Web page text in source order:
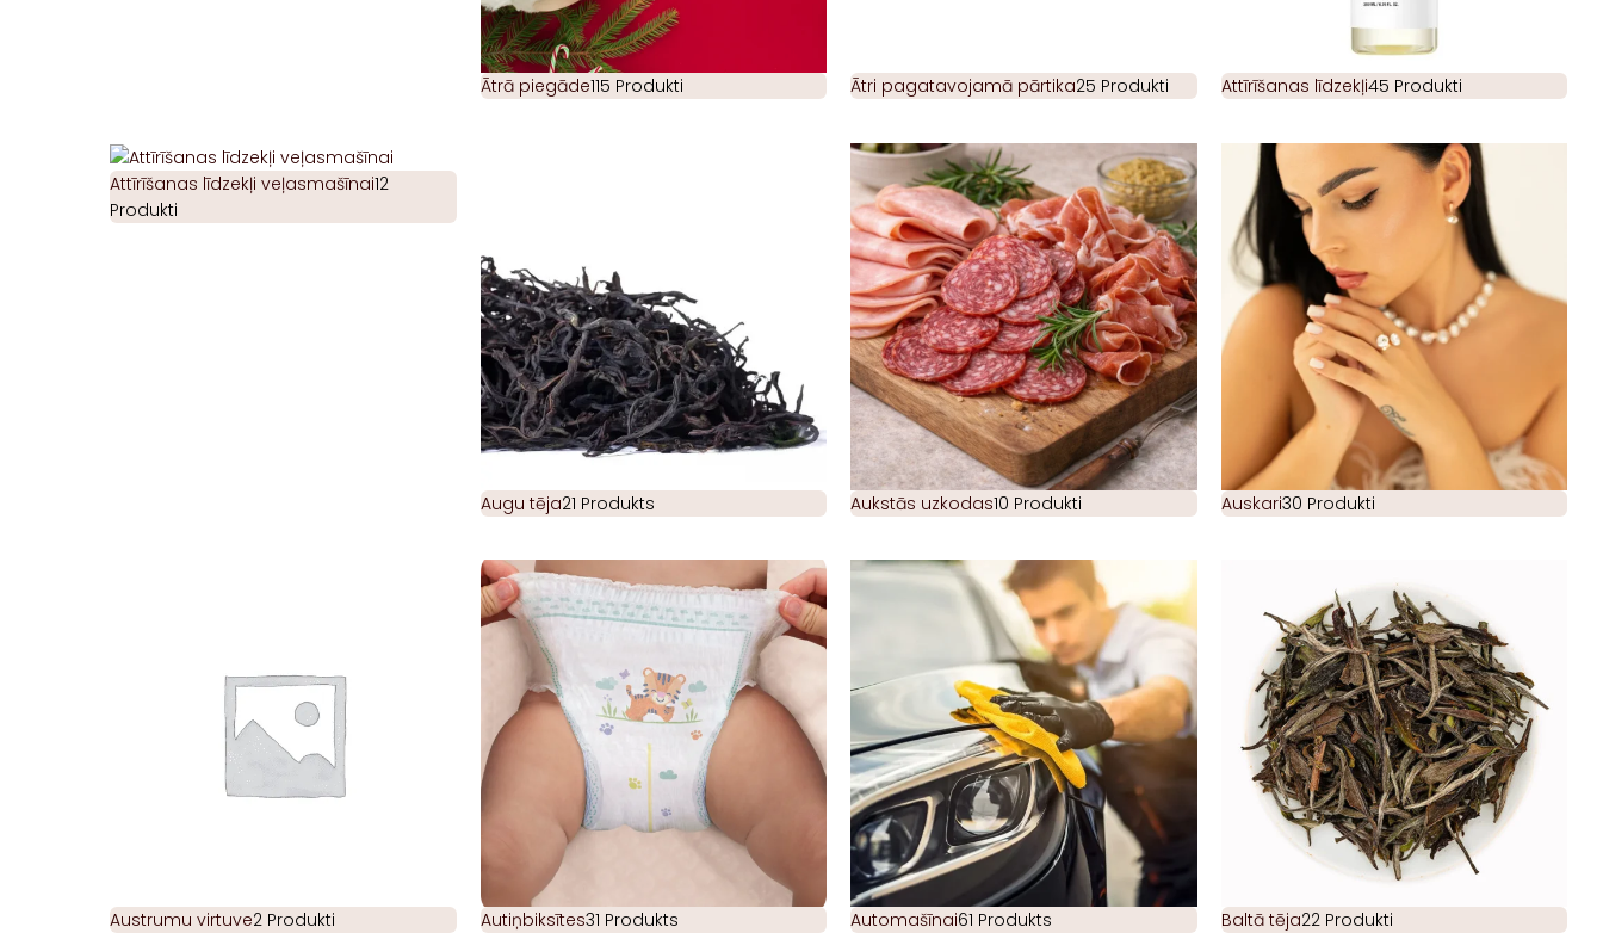
Ātrā piegāde115 Produkti Ātri pagatavojamā pārtika25 Produkti Attīrīšanas līdzekļi45 Produkti
Attīrīšanas līdzekļi veļasmašīnai12
Produkti
Augu tēja21 Produkts Aukstās uzkodas10 Produkti Auskari30 Produkti
Austrumu virtuve2 Produkti Autiņbiksītes31 Produkts Automašīnai61 Produkts Baltā tēja22 Produkti